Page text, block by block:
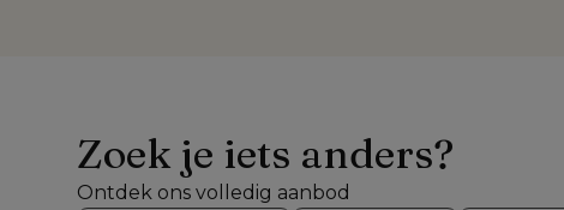
Zoek je iets anders?
Ontdek ons volledig aanbod